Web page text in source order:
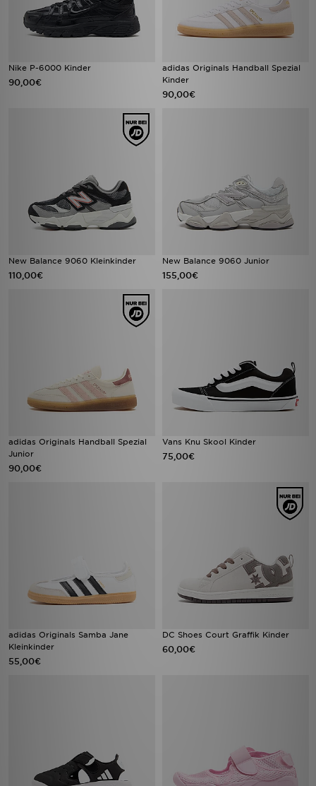
Nike P-6000 Kinder
90,00€
adidas Originals Handball Spezial
Kinder
90,00€
New Balance 9060 Kleinkinder
110,00€
New Balance 9060 Junior
155,00€
adidas Originals Handball Spezial
Junior
90,00€
Vans Knu Skool Kinder
75,00€
adidas Originals Samba Jane
Kleinkinder
55,00€
DC Shoes Court Graffik Kinder
60,00€